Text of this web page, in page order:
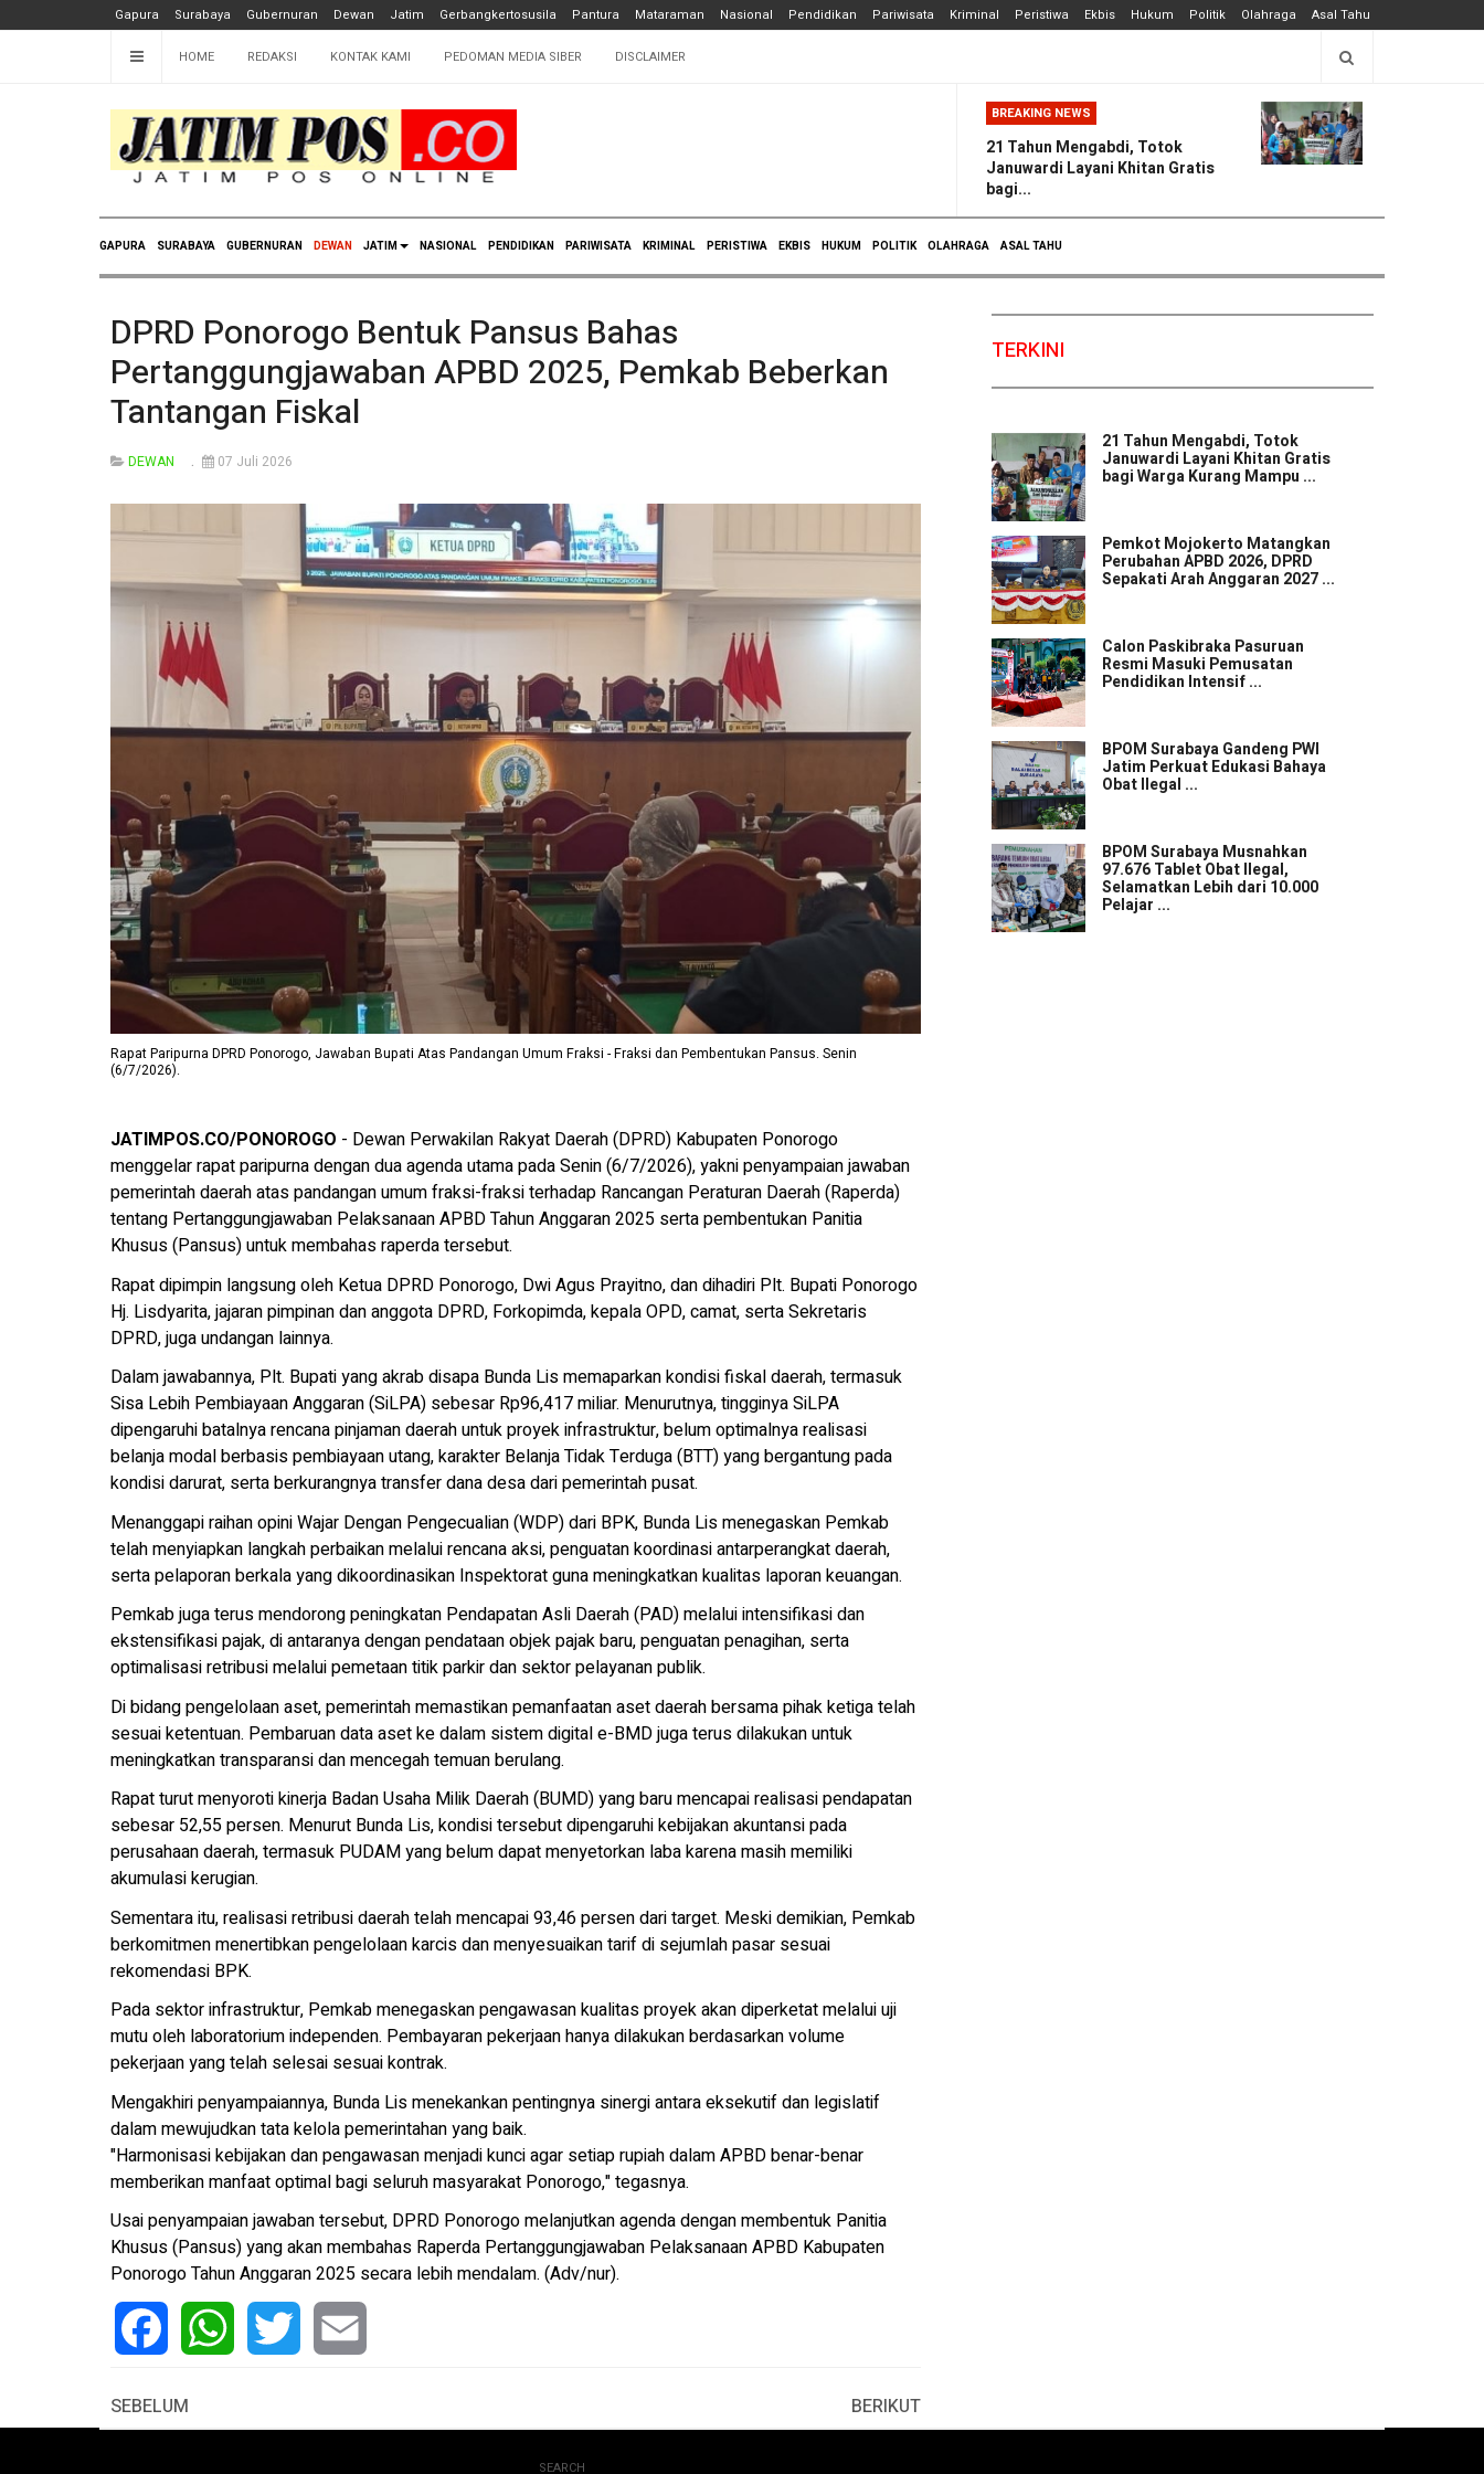
Gapura Surabaya Gubernuran Dewan Jatim Gerbangkertosusila Pantura Mataraman Nasional Pendidikan Pariwisata Kriminal Peristiwa Ekbis Hukum Politik Olahraga Asal Tahu
HOME REDAKSI KONTAK KAMI PEDOMAN MEDIA SIBER DISCLAIMER
BREAKING NEWS
21 Tahun Mengabdi, Totok
Januwardi Layani Khitan Gratis
bagi...
GAPURA SURABAYA GUBERNURAN DEWAN JATIM NASIONAL PENDIDIKAN PARIWISATA KRIMINAL PERISTIWA EKBIS HUKUM POLITIK OLAHRAGA ASAL TAHU
DPRD Ponorogo Bentuk Pansus Bahas
Pertanggungjawaban APBD 2025, Pemkab Beberkan
Tantangan Fiskal
DEWAN 07 Juli 2026
Rapat Paripurna DPRD Ponorogo, Jawaban Bupati Atas Pandangan Umum Fraksi - Fraksi dan Pembentukan Pansus. Senin
(6/7/2026).
JATIMPOS.CO/PONOROGO - Dewan Perwakilan Rakyat Daerah (DPRD) Kabupaten Ponorogo
menggelar rapat paripurna dengan dua agenda utama pada Senin (6/7/2026), yakni penyampaian jawaban
pemerintah daerah atas pandangan umum fraksi-fraksi terhadap Rancangan Peraturan Daerah (Raperda)
tentang Pertanggungjawaban Pelaksanaan APBD Tahun Anggaran 2025 serta pembentukan Panitia
Khusus (Pansus) untuk membahas raperda tersebut.
Rapat dipimpin langsung oleh Ketua DPRD Ponorogo, Dwi Agus Prayitno, dan dihadiri Plt. Bupati Ponorogo
Hj. Lisdyarita, jajaran pimpinan dan anggota DPRD, Forkopimda, kepala OPD, camat, serta Sekretaris
DPRD, juga undangan lainnya.
Dalam jawabannya, Plt. Bupati yang akrab disapa Bunda Lis memaparkan kondisi fiskal daerah, termasuk
Sisa Lebih Pembiayaan Anggaran (SiLPA) sebesar Rp96,417 miliar. Menurutnya, tingginya SiLPA
dipengaruhi batalnya rencana pinjaman daerah untuk proyek infrastruktur, belum optimalnya realisasi
belanja modal berbasis pembiayaan utang, karakter Belanja Tidak Terduga (BTT) yang bergantung pada
kondisi darurat, serta berkurangnya transfer dana desa dari pemerintah pusat.
Menanggapi raihan opini Wajar Dengan Pengecualian (WDP) dari BPK, Bunda Lis menegaskan Pemkab
telah menyiapkan langkah perbaikan melalui rencana aksi, penguatan koordinasi antarperangkat daerah,
serta pelaporan berkala yang dikoordinasikan Inspektorat guna meningkatkan kualitas laporan keuangan.
Pemkab juga terus mendorong peningkatan Pendapatan Asli Daerah (PAD) melalui intensifikasi dan
ekstensifikasi pajak, di antaranya dengan pendataan objek pajak baru, penguatan penagihan, serta
optimalisasi retribusi melalui pemetaan titik parkir dan sektor pelayanan publik.
Di bidang pengelolaan aset, pemerintah memastikan pemanfaatan aset daerah bersama pihak ketiga telah
sesuai ketentuan. Pembaruan data aset ke dalam sistem digital e-BMD juga terus dilakukan untuk
meningkatkan transparansi dan mencegah temuan berulang.
Rapat turut menyoroti kinerja Badan Usaha Milik Daerah (BUMD) yang baru mencapai realisasi pendapatan
sebesar 52,55 persen. Menurut Bunda Lis, kondisi tersebut dipengaruhi kebijakan akuntansi pada
perusahaan daerah, termasuk PUDAM yang belum dapat menyetorkan laba karena masih memiliki
akumulasi kerugian.
Sementara itu, realisasi retribusi daerah telah mencapai 93,46 persen dari target. Meski demikian, Pemkab
berkomitmen menertibkan pengelolaan karcis dan menyesuaikan tarif di sejumlah pasar sesuai
rekomendasi BPK.
Pada sektor infrastruktur, Pemkab menegaskan pengawasan kualitas proyek akan diperketat melalui uji
mutu oleh laboratorium independen. Pembayaran pekerjaan hanya dilakukan berdasarkan volume
pekerjaan yang telah selesai sesuai kontrak.
Mengakhiri penyampaiannya, Bunda Lis menekankan pentingnya sinergi antara eksekutif dan legislatif
dalam mewujudkan tata kelola pemerintahan yang baik.
"Harmonisasi kebijakan dan pengawasan menjadi kunci agar setiap rupiah dalam APBD benar-benar
memberikan manfaat optimal bagi seluruh masyarakat Ponorogo," tegasnya.
Usai penyampaian jawaban tersebut, DPRD Ponorogo melanjutkan agenda dengan membentuk Panitia
Khusus (Pansus) yang akan membahas Raperda Pertanggungjawaban Pelaksanaan APBD Kabupaten
Ponorogo Tahun Anggaran 2025 secara lebih mendalam. (Adv/nur).
SEBELUM
BERIKUT
TERKINI
21 Tahun Mengabdi, Totok
Januwardi Layani Khitan Gratis
bagi Warga Kurang Mampu ...
Pemkot Mojokerto Matangkan
Perubahan APBD 2026, DPRD
Sepakati Arah Anggaran 2027 ...
Calon Paskibraka Pasuruan
Resmi Masuki Pemusatan
Pendidikan Intensif ...
BPOM Surabaya Gandeng PWI
Jatim Perkuat Edukasi Bahaya
Obat Ilegal ...
BPOM Surabaya Musnahkan
97.676 Tablet Obat Ilegal,
Selamatkan Lebih dari 10.000
Pelajar ...
SEARCH